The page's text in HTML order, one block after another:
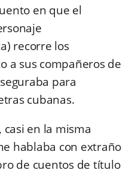
en que el
recorre los
a sus compañeros de
para
cubanas.
en la misma
hablaba con extraño
de cuentos de título